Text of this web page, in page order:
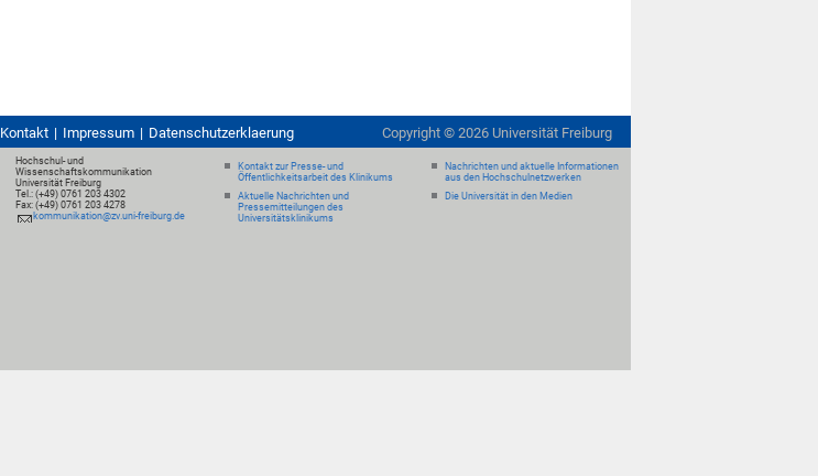
Kontakt Impressum Datenschutzerklaerung Copyright © 2026 Universität Freiburg
Hochschul- und
Wissenschaftskommunikation
Universität Freiburg
Tel.: (+49) 0761 203 4302
Fax: (+49) 0761 203 4278
kommunikation@zv.uni-freiburg.de
Kontakt zur Presse- und
Öffentlichkeitsarbeit des Klinikums
Aktuelle Nachrichten und
Pressemitteilungen des
Universitätsklinikums
Nachrichten und aktuelle Informationen
aus den Hochschulnetzwerken
Die Universität in den Medien